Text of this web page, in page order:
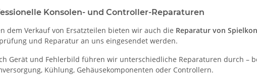
Konsolen- und Controller-Reparaturen
dem Verkauf von Ersatzteilen bieten wir auch die Reparatur von
und Reparatur an uns eingesendet werden.
Gerät und Fehlerbild führen wir unterschiedliche Reparaturen durch –
Kühlung, Gehäusekomponenten oder Controllern.